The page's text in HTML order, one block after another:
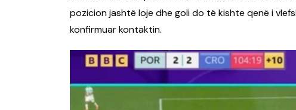
pozicion jashtë loje dhe goli do të kishte qenë i
konfirmuar kontaktin.